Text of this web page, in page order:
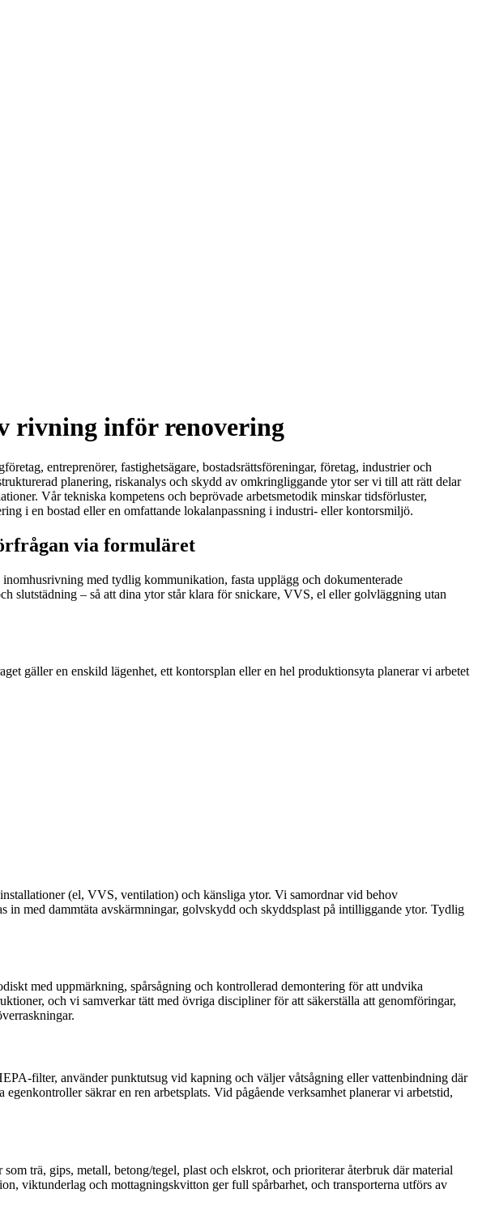
rivning inför renovering
entreprenörer, fastighetsägare, bostadsrättsföreningar, företag, industrier och
planering, riskanalys och skydd av omkringliggande ytor ser vi till att rätt delar
Vår tekniska kompetens och beprövade arbetsmetodik minskar tidsförluster,
i en bostad eller en omfattande lokalanpassning i industri- eller kontorsmiljö.
via formuläret
med tydlig kommunikation, fasta upplägg och dokumenterade
slutstädning – så att dina ytor står klara för snickare, VVS, el eller golvläggning utan
gäller en enskild lägenhet, ett kontorsplan eller en hel produktionsyta planerar vi arbetet
(el, VVS, ventilation) och känsliga ytor. Vi samordnar vid behov
med dammtäta avskärmningar, golvskydd och skyddsplast på intilliggande ytor. Tydlig
med uppmärkning, spårsågning och kontrollerad demontering för att undvika
och vi samverkar tätt med övriga discipliner för att säkerställa att genomföringar,
filter, använder punktutsug vid kapning och väljer våtsågning eller vattenbindning där
säkrar en ren arbetsplats. Vid pågående verksamhet planerar vi arbetstid,
trä, gips, metall, betong/tegel, plast och elskrot, och prioriterar återbruk där material
viktunderlag och mottagningskvitton ger full spårbarhet, och transporterna utförs av